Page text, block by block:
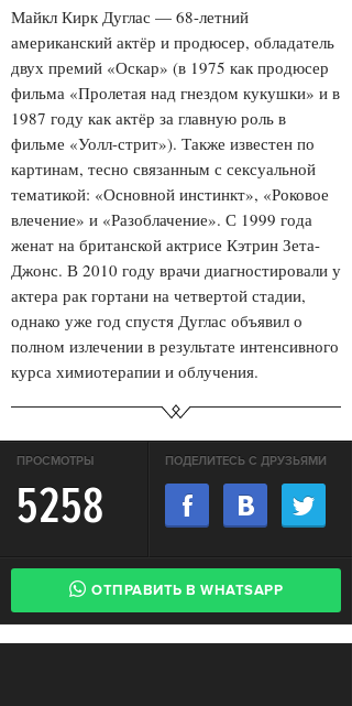
Майкл Кирк Дуглас — 68-летний
американский актёр и продюсер, обладатель
двух премий «Оскар» (в 1975 как продюсер
фильма «Пролетая над гнездом кукушки» и в
1987 году как актёр за главную роль в
фильме «Уолл-стрит»). Также известен по
картинам, тесно связанным с сексуальной
тематикой: «Основной инстинкт», «Роковое
влечение» и «Разоблачение». С 1999 года
женат на британской актрисе Кэтрин Зета-
Джонс. В 2010 году врачи диагностировали у
актера рак гортани на четвертой стадии,
однако уже год спустя Дуглас объявил о
полном излечении в результате интенсивного
курса химиотерапии и облучения.
ПРОСМОТРЫ
5258
ПОДЕЛИТЕСЬ С ДРУЗЬЯМИ
ОТПРАВИТЬ В WHATSAPP